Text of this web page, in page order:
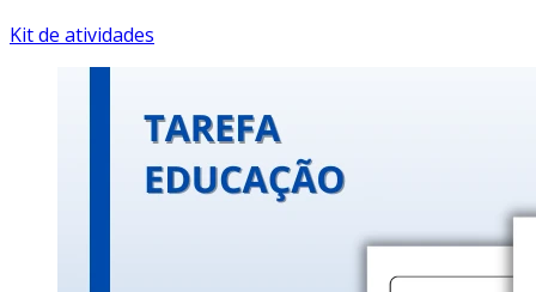
Kit de atividades